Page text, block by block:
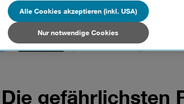
Die gefährlichsten
(z.B. Data Privacy Framework), werden wie
Cookies“ wählen, dann sind für Sie nur jene Cookies
unerlässlich sind.
Nur notwendige Cookies
Alle Cookies akzeptieren (inkl. USA)